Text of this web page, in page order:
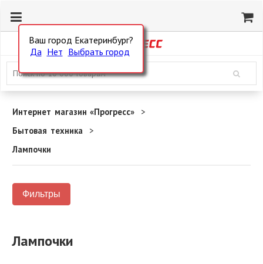
Ваш город Екатеринбург?
Да Нет Выбрать город
Интернет магазин «Прогресс»
Бытовая техника
Лампочки
Фильтры
Лампочки